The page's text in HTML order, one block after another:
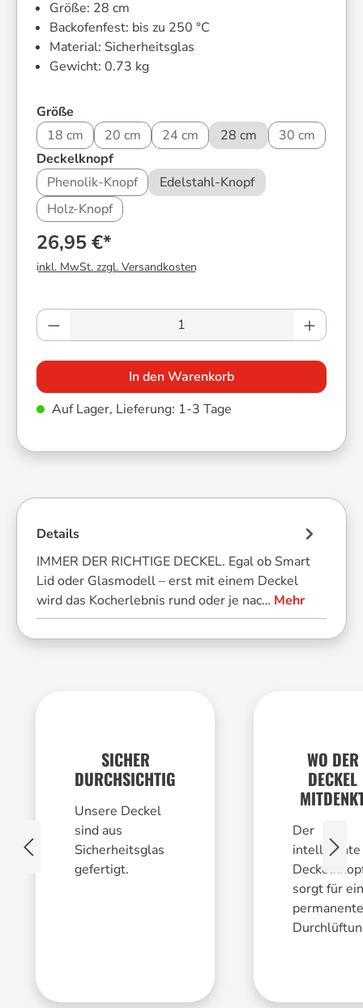
Größe: 28 cm
Backofenfest: bis zu 250 °C
Material: Sicherheitsglas
Gewicht: 0.73 kg
Größe
18 cm
20 cm 24 cm 28 cm
30 cm
Deckelknopfauswählen
Phenolik-Knopf
Edelstahl-Knopf
Holz-Knopf
26,95 €*
inkl. MwSt. zzgl. Versandkosten
Produkt Anzahl: Gib den gewünschten
In den Warenkorb
Auf Lager, Lieferung: 1-3 Tage
Details
IMMER DER RICHTIGE DECKEL. Egal ob Smart
Lid oder Glasmodell – erst mit einem Deckel
wird das Kocherlebnis rund oder je nac… Mehr
SICHER
DURCHSICHTIG
Unsere Deckel
sind aus
Sicherheitsglas
gefertigt.
WO DER
DECKEL
Der
intelligente
sorgt für
permanente